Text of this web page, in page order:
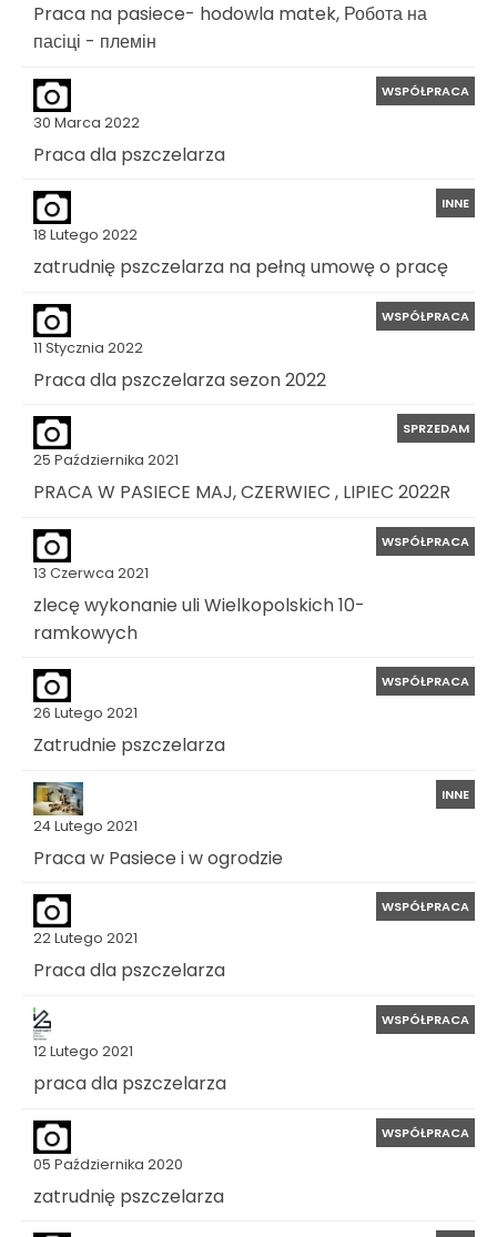
Praca na pasiece- hodowla matek, Робота на
пасіці - племін
30 Marca 2022
WSPÓŁPRACA
Praca dla pszczelarza
18 Lutego 2022
INNE
zatrudnię pszczelarza na pełną umowę o pracę
11 Stycznia 2022
WSPÓŁPRACA
Praca dla pszczelarza sezon 2022
25 Października 2021
SPRZEDAM
PRACA W PASIECE MAJ, CZERWIEC , LIPIEC 2022R
13 Czerwca 2021
WSPÓŁPRACA
zlecę wykonanie uli Wielkopolskich 10-
ramkowych
26 Lutego 2021
WSPÓŁPRACA
Zatrudnie pszczelarza
24 Lutego 2021
INNE
Praca w Pasiece i w ogrodzie
22 Lutego 2021
WSPÓŁPRACA
Praca dla pszczelarza
12 Lutego 2021
WSPÓŁPRACA
praca dla pszczelarza
05 Października 2020
WSPÓŁPRACA
zatrudnię pszczelarza